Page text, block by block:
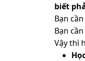
biết
Bạn cần
Bạn cần
Vậy thì